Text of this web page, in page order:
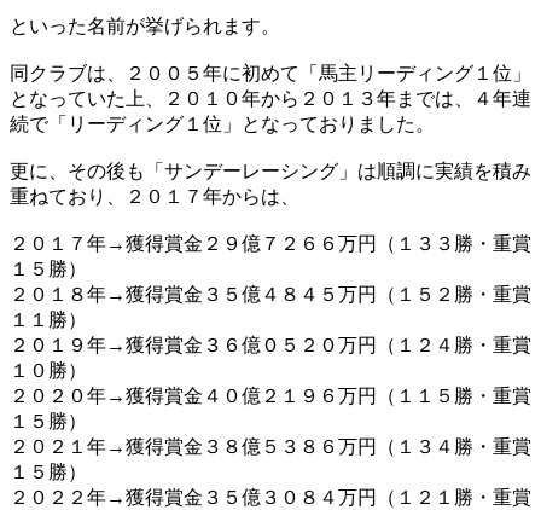
といった名前が挙げられます。
同クラブは、２００５年に初めて「馬主リーディング１位」
となっていた上、２０１０年から２０１３年までは、４年連
続で「リーディング１位」となっておりました。
更に、その後も「サンデーレーシング」は順調に実績を積み
重ねており、２０１７年からは、
２０１７年→獲得賞金２９億７２６６万円（１３３勝・重賞
１５勝）
２０１８年→獲得賞金３５億４８４５万円（１５２勝・重賞
１１勝）
２０１９年→獲得賞金３６億０５２０万円（１２４勝・重賞
１０勝）
２０２０年→獲得賞金４０億２１９６万円（１１５勝・重賞
１５勝）
２０２１年→獲得賞金３８億５３８６万円（１３４勝・重賞
１５勝）
２０２２年→獲得賞金３５億３０８４万円（１２１勝・重賞